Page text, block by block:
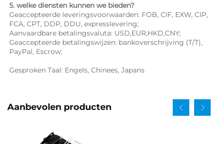
5. welke diensten kunnen we bieden?
Geaccepteerde leveringsvoorwaarden: FOB, CIF, EXW, CIP,
FCA, CPT, DDP, DDU, expresslevering;
Aanvaardbare betalingsvaluta: USD,EUR,HKD,CNY;
Geaccepteerde betalingswijzen: bankoverschrijving (T/T),
PayPal, Escrow;
Gesproken Taal: Engels, Chinees, Japans
Aanbevolen producten